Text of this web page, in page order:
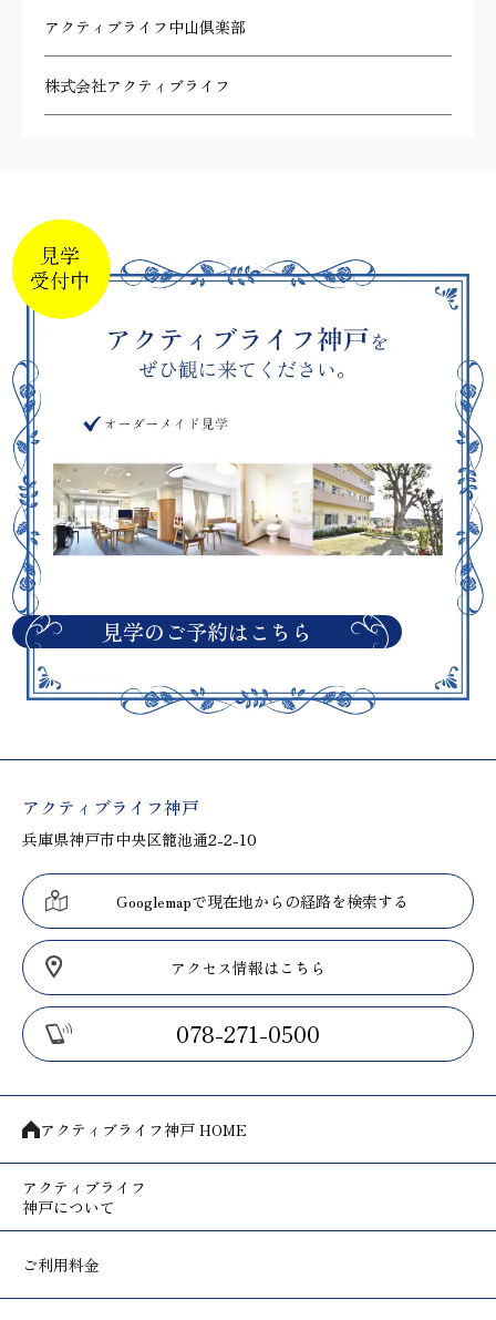
アクティブライフ中山倶楽部
株式会社アクティブライフ
見学のご予約はこちら
アクティブライフ神戸
兵庫県神戸市中央区籠池通2-2-10
Googlemapで現在地からの経路を検索する
アクセス情報はこちら
078-271-0500
アクティブライフ神戸 HOME
アクティブライフ
神戸について
ご利用料金